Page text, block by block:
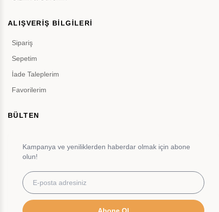
ALIŞVERİŞ BİLGİLERİ
Sipariş
Sepetim
İade Taleplerim
Favorilerim
BÜLTEN
Kampanya ve yeniliklerden haberdar olmak için abone
olun!